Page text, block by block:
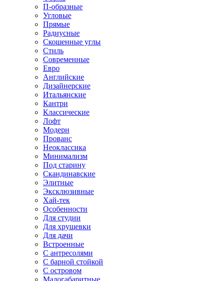
П-образные
Угловые
Прямые
Радиусные
Скошенные углы
Стиль
Современные
Евро
Английские
Дизайнерские
Итальянские
Кантри
Классические
Лофт
Модерн
Прованс
Неоклассика
Минимализм
Под старину
Скандинавские
Элитные
Эксклюзивные
Хай-тек
Особенности
Для студии
Для хрущевки
Для дачи
Встроенные
С антресолями
С барной стойкой
С островом
Малогабаритные